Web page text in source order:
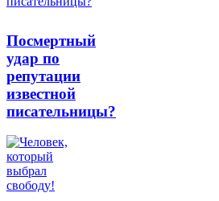
Посмертный
удар по
репутации
известной
писательницы?